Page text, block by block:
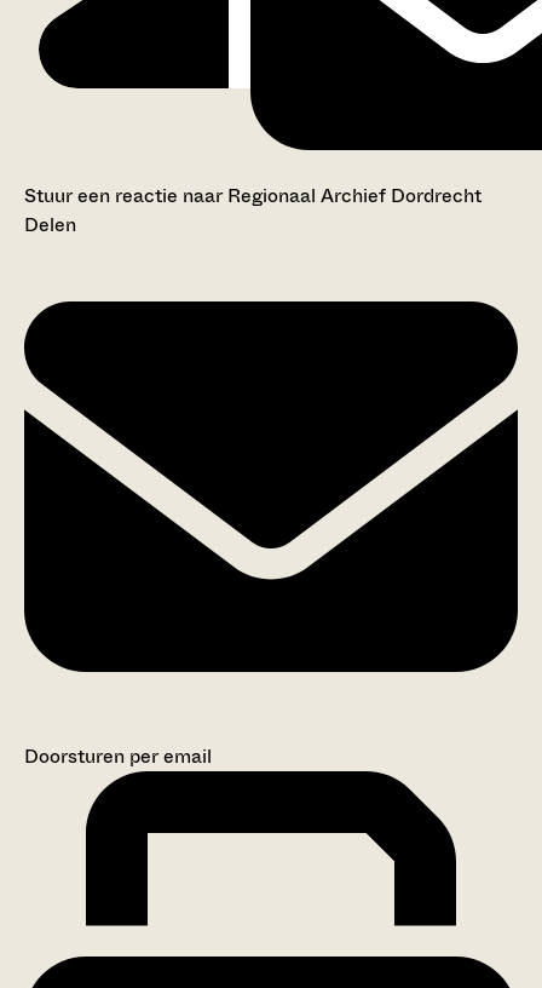
Stuur een reactie naar Regionaal Archief Dordrecht
Delen
Doorsturen per email